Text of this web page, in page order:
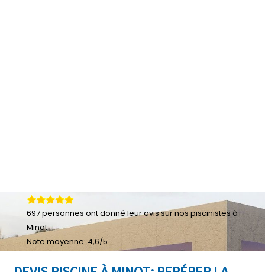
697personnes ont donné leuravis sur nos piscinistes à
Minot
Note moyenne: 4,6/5